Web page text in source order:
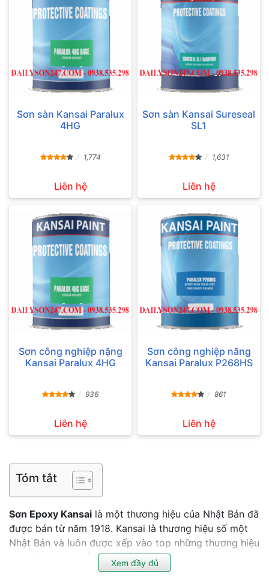
Sơn sàn Kansai Paralux
4HG
1,774
Liên hệ
Sơn sàn Kansai Sureseal
SL1
1,631
Liên hệ
Sơn công nghiệp nặng
Kansai Paralux 4HG
936
Liên hệ
Sơn công nghiệp năng
Kansai Paralux P268HS
861
Liên hệ
Tóm tắt
Sơn Epoxy Kansai là một thương hiệu của Nhật Bản đã
được bán từ năm 1918. Kansai là thương hiệu số một
Nhật Bản và luôn được xếp vào top những thương hiệu
sơn bán chạy nhất trên thế giới. Tại Việt Nam, đây
cũng là thương hiệu được nhiều người dùng tin tưởng
Xem đầy đủ